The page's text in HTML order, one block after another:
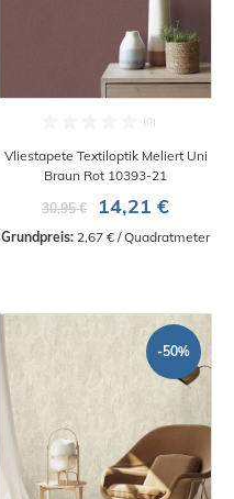
Vliestapete Textiloptik Meliert Uni
Braun Rot 10393-21
30,95 €
14,21 €
Grundpreis: 2,67 € / Quadratmeter
-50%